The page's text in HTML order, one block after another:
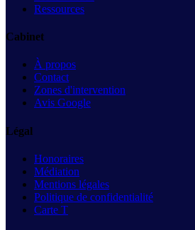
Ressources
Cabinet
À propos
Contact
Zones d'intervention
Avis Google
Légal
Honoraires
Médiation
Mentions légales
Politique de confidentialité
Carte T